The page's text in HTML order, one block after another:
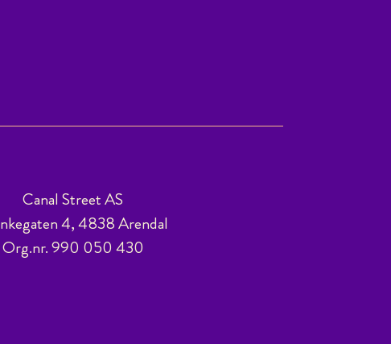
Canal Street AS
4, 4838 Arendal
Org.nr. 990 050 430